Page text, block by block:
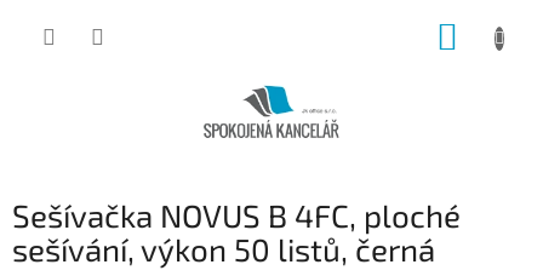
Sešívačka NOVUS B 4FC, ploché
sešívání, výkon 50 listů, černá